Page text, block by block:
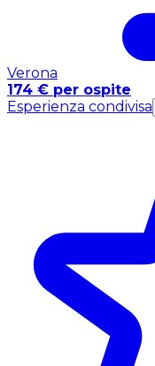
Verona
174 € per ospite
Esperienza condivisa